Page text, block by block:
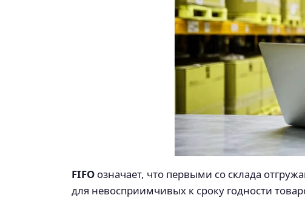
FIFO означает, что первыми со склада
для невосприимчивых к сроку годности